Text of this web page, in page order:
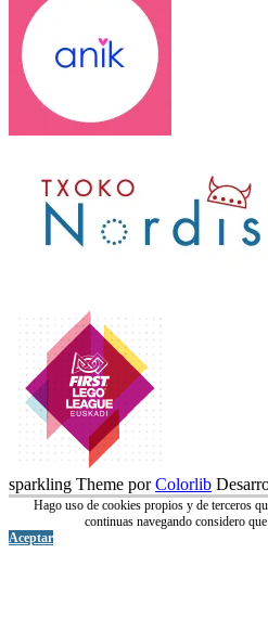
sparkling Theme porColorlib
Hago uso de cookies propios y de terceros
continuas navegando considero
Aceptar